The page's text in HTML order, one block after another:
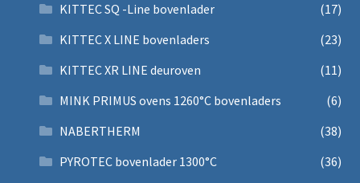
KITTEC SQ -Line bovenlader
(17)
KITTEC X LINE bovenladers
(23)
KITTEC XR LINE deuroven
(11)
MINK PRIMUS ovens 1260°C bovenladers
(6)
NABERTHERM
(38)
PYROTEC bovenlader 1300°C
(36)